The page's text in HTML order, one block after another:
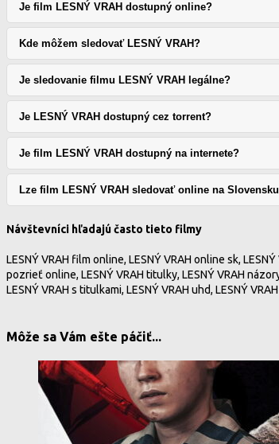
Je film LESNÝ VRAH dostupný online?
Kde môžem sledovať LESNÝ VRAH?
Je sledovanie filmu LESNÝ VRAH legálne?
Je LESNÝ VRAH dostupný cez torrent?
Je film LESNÝ VRAH dostupný na internete?
Lze film LESNÝ VRAH sledovať online na
Návštevníci hľadajú často tieto filmy
LESNÝ VRAH film online, LESNÝ VRAH online sk,
pozrieť online, LESNÝ VRAH titulky, LESNÝ VRAH
LESNÝ VRAH s titulkami, LESNÝ VRAH uhd, LESNÝ
Môže sa Vám ešte páčiť...